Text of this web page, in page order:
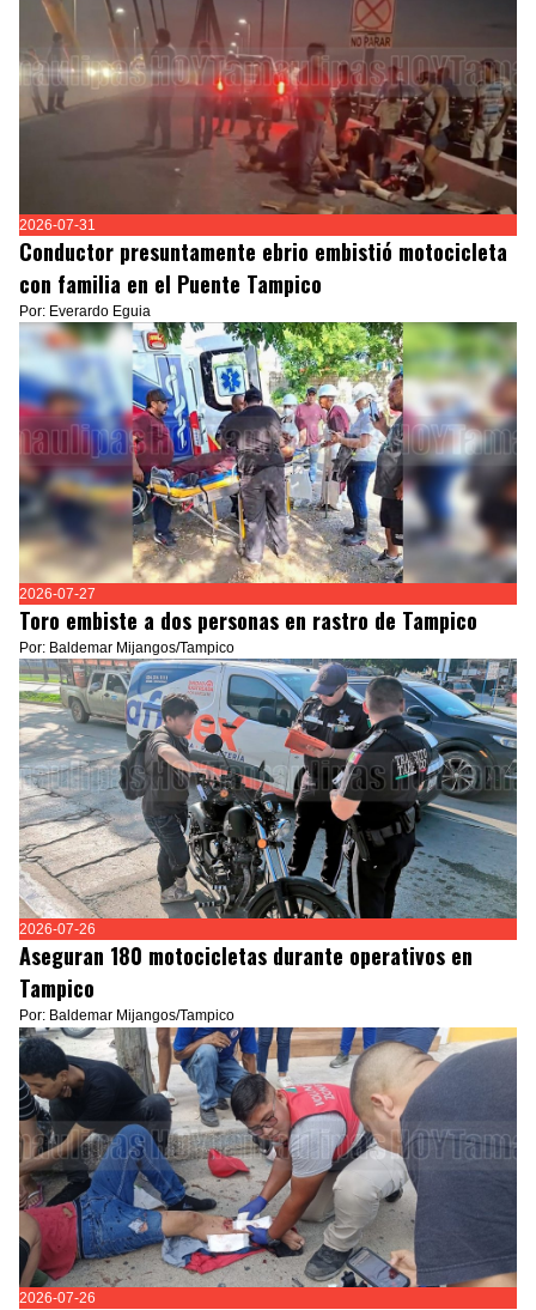
2026-07-31
Conductor presuntamente ebrio embistió motocicleta
con familia en el Puente Tampico
Por: Everardo Eguia
2026-07-27
Toro embiste a dos personas en rastro de Tampico
Por: Baldemar Mijangos/Tampico
2026-07-26
Aseguran 180 motocicletas durante operativos en
Tampico
Por: Baldemar Mijangos/Tampico
2026-07-26